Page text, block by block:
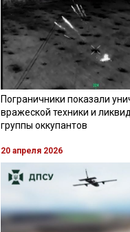
Пограничники показали
вражеской техники и
группы оккупантов
20 апреля 2026